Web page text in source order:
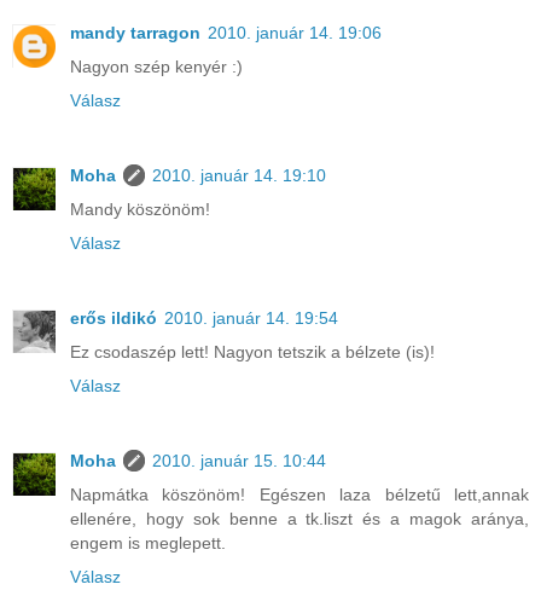
mandy tarragon 2010. január 14. 19:06
Nagyon szép kenyér :)
Válasz
Moha
2010. január 14. 19:10
Mandy köszönöm!
Válasz
erős ildikó 2010. január 14. 19:54
Ez csodaszép lett! Nagyon tetszik a bélzete (is)!
Válasz
Moha
2010. január 15. 10:44
Napmátka köszönöm! Egészen laza bélzetű lett,annak
ellenére, hogy sok benne a tk.liszt és a magok aránya,
engem is meglepett.
Válasz